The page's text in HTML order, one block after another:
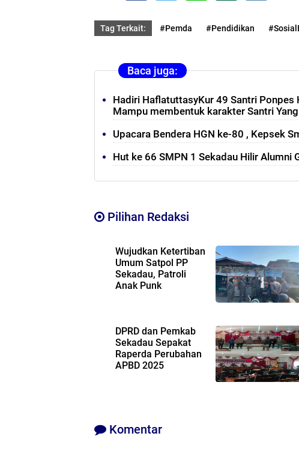
Tag Terkait: #Pemda #Pendidikan
Baca juga:
Hadiri HaflatuttasyKur 49 Santri Ponpes
Mampu membentuk karakter Santri
Upacara Bendera HGN ke-80 , Kepsek
Hut ke 66 SMPN 1 Sekadau Hilir Alumni
Pilihan Redaksi
Wujudkan Ketertiban
Umum Satpol PP
Sekadau, Patroli
Anak Punk
DPRD dan Pemkab
Sekadau Sepakat
Raperda Perubahan
APBD 2025
Komentar